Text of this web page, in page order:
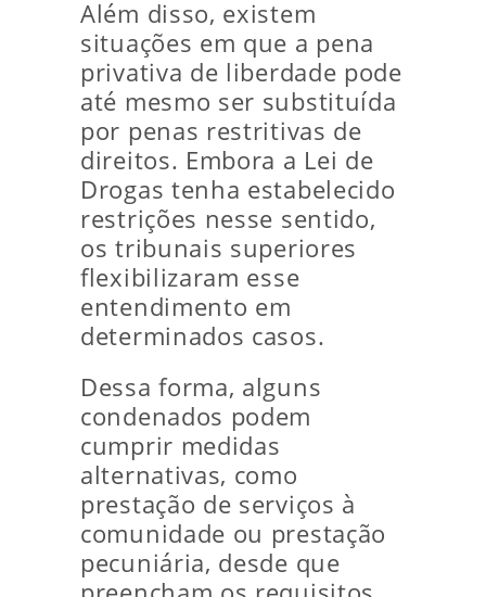
Além disso, existem
situações em que a pena
privativa de liberdade pode
até mesmo ser substituída
por penas restritivas de
direitos. Embora a Lei de
Drogas tenha estabelecido
restrições nesse sentido,
os tribunais superiores
flexibilizaram esse
entendimento em
determinados casos.
Dessa forma, alguns
condenados podem
cumprir medidas
alternativas, como
prestação de serviços à
comunidade ou prestação
pecuniária, desde que